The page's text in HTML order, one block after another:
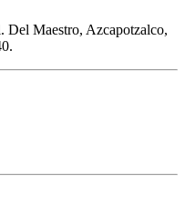
Del Maestro, Azcapotzalco,